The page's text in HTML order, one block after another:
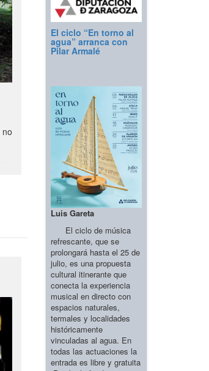
El ciclo “En torno al
agua” arranca con
Pilar Armalé
Luis Gareta
El ciclo de música
refrescante, que se
prolongará hasta el 25 de
julio, es una propuesta
cultural itinerante que
conecta la experiencia
musical en directo con
espacios naturales,
termales y localidades
históricamente
vinculadas al agua. En
todas las actuaciones la
entrada es libre y gratuita